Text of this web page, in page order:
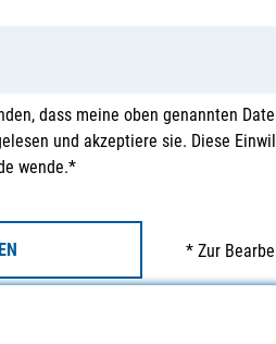
dass meine oben genannten
und akzeptiere sie. Diese
wende.*
* Zur